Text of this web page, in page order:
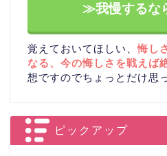
≫我慢するな
覚えておいてほしい、 悔し
なる、今の悔しさを戦えば
想ですのでちょっとだけ思
ピックアップ